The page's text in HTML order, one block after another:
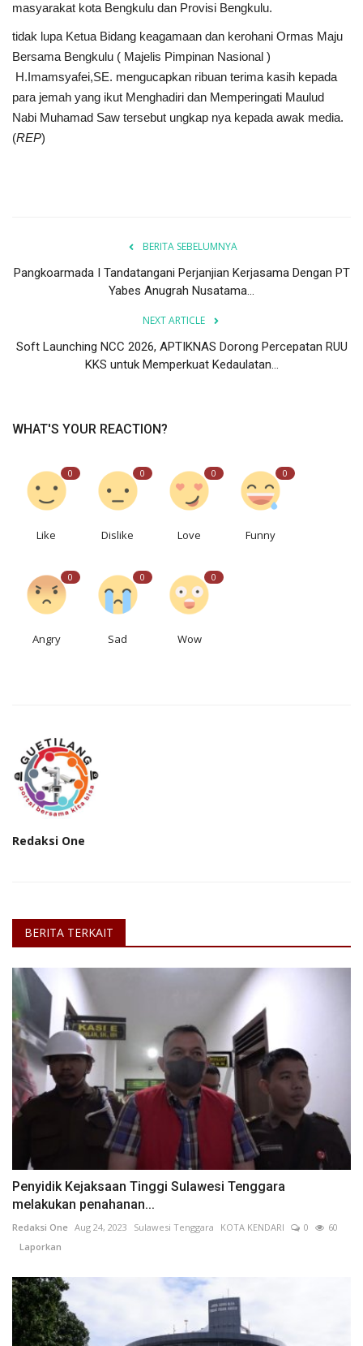
masyarakat kota Bengkulu dan Provisi Bengkulu.
tidak lupa Ketua Bidang keagamaan dan kerohani Ormas Maju
Bersama Bengkulu ( Majelis Pimpinan Nasional )
H.Imamsyafei,SE. mengucapkan ribuan terima kasih kepada
para jemah yang ikut Menghadiri dan Memperingati Maulud
Nabi Muhamad Saw tersebut ungkap nya kepada awak media.
(REP)
BERITA SEBELUMNYA
Pangkoarmada I Tandatangani Perjanjian Kerjasama Dengan PT
Yabes Anugrah Nusatama...
NEXT ARTICLE
Soft Launching NCC 2026, APTIKNAS Dorong Percepatan RUU
KKS untuk Memperkuat Kedaulatan...
WHAT'S YOUR REACTION?
0
Like
0
Dislike
0
Love
0
Funny
0
Angry
0
Sad
0
Wow
Redaksi One
BERITA TERKAIT
Penyidik Kejaksaan Tinggi Sulawesi Tenggara
melakukan penahanan...
Redaksi One Aug 24, 2023 Sulawesi Tenggara KOTA KENDARI 0
60
Laporkan